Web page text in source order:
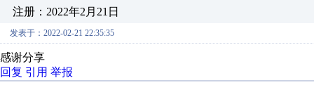
注册：2022年2月21日
发表于：2022-02-21 22:35:35
感谢分享
回复 引用 举报